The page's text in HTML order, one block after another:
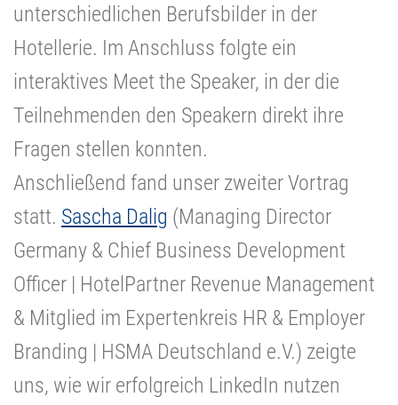
unterschiedlichen Berufsbilder in der
Hotellerie. Im Anschluss folgte ein
interaktives Meet the Speaker, in der die
Teilnehmenden den Speakern direkt ihre
Fragen stellen konnten.
Anschließend fand unser zweiter Vortrag
statt. Sascha Dalig (Managing Director
Germany & Chief Business Development
Officer | HotelPartner Revenue Management
& Mitglied im Expertenkreis HR & Employer
Branding | HSMA Deutschland e.V.) zeigte
uns, wie wir erfolgreich LinkedIn nutzen